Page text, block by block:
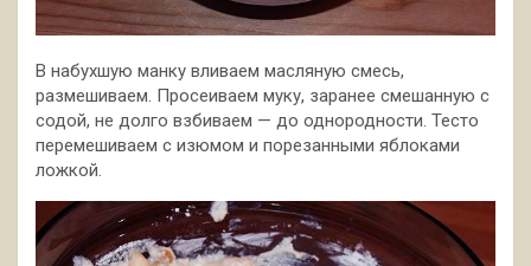
В набухшую манку вливаем масляную смесь,
размешиваем. Просеиваем муку, заранее смешанную с
содой, не долго взбиваем — до однородности. Тесто
перемешиваем с изюмом и порезанными яблоками
ложкой.